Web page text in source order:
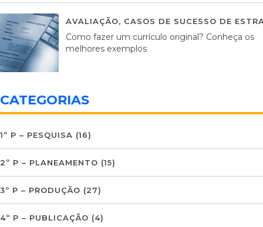
AVALIAÇÃO, CASOS DE SUCESSO DE
Como fazer um currículo original? Conheça os
melhores exemplos
CATEGORIAS
1º P – PESQUISA (16)
2º P – PLANEAMENTO (15)
3º P – PRODUÇÃO (27)
4º P – PUBLICAÇÃO (4)